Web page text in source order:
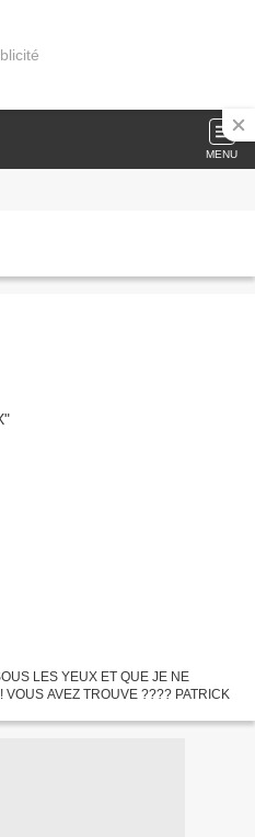
MENU
LES YEUX ET QUE JE NE
AVEZ TROUVE ???? PATRICK